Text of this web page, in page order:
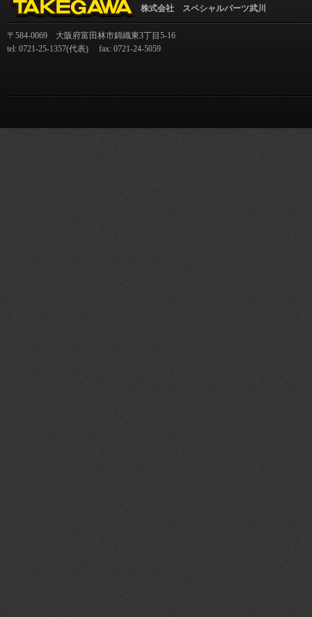
株式会社 スペシャルパーツ武川
〒584-0069 大阪府富田林市錦織東3丁目5-16
tel: 0721-25-1357(代表) fax: 0721-24-5059